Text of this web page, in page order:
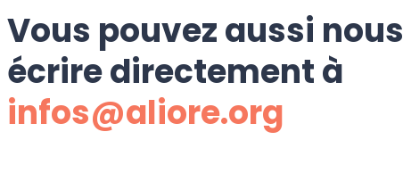
Vous pouvez aussi nous
écrire directement à
infos@aliore.org